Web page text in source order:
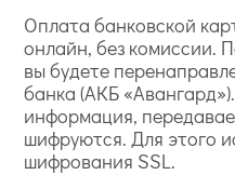
Оплата банковской
онлайн, без комиссии.
вы будете
банка (АКБ
информация,
шифруются. Для этого
шифрования SSL.